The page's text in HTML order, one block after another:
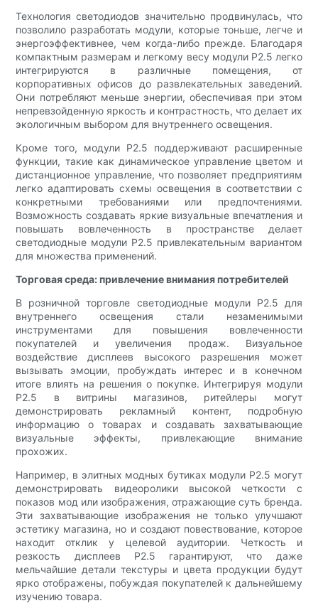
Технология светодиодов значительно продвинулась, что
позволило разработать модули, которые тоньше, легче и
энергоэффективнее, чем когда-либо прежде. Благодаря
компактным размерам и легкому весу модули P2.5 легко
интегрируются в различные помещения, от
корпоративных офисов до развлекательных заведений.
Они потребляют меньше энергии, обеспечивая при этом
непревзойденную яркость и контрастность, что делает их
экологичным выбором для внутреннего освещения.
Кроме того, модули P2.5 поддерживают расширенные
функции, такие как динамическое управление цветом и
дистанционное управление, что позволяет предприятиям
легко адаптировать схемы освещения в соответствии с
конкретными требованиями или предпочтениями.
Возможность создавать яркие визуальные впечатления и
повышать вовлеченность в пространстве делает
светодиодные модули P2.5 привлекательным вариантом
для множества применений.
Торговая среда: привлечение внимания потребителей
В розничной торговле светодиодные модули P2.5 для
внутреннего освещения стали незаменимыми
инструментами для повышения вовлеченности
покупателей и увеличения продаж. Визуальное
воздействие дисплеев высокого разрешения может
вызывать эмоции, пробуждать интерес и в конечном
итоге влиять на решения о покупке. Интегрируя модули
P2.5 в витрины магазинов, ритейлеры могут
демонстрировать рекламный контент, подробную
информацию о товарах и создавать захватывающие
визуальные эффекты, привлекающие внимание
прохожих.
Например, в элитных модных бутиках модули P2.5 могут
демонстрировать видеоролики высокой четкости с
показов мод или изображения, отражающие суть бренда.
Эти захватывающие изображения не только улучшают
эстетику магазина, но и создают повествование, которое
находит отклик у целевой аудитории. Четкость и
резкость дисплеев P2.5 гарантируют, что даже
мельчайшие детали текстуры и цвета продукции будут
ярко отображены, побуждая покупателей к дальнейшему
изучению товара.